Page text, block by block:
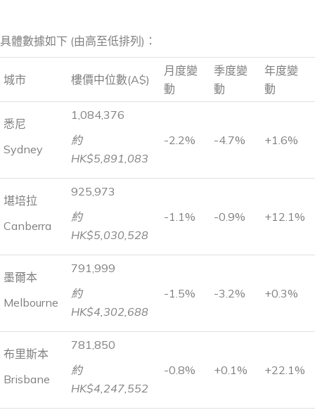
具體數據如下 (由高至低排列)：
城市 樓價中位數(A$)
月度變
動
季度變
動
年度變
動
悉尼
Sydney
1,084,376
約
HK$5,891,083
-2.2% -4.7% +1.6%
堪培拉
Canberra
925,973
約
HK$5,030,528
-1.1% -0.9% +12.1%
墨爾本
Melbourne
791,999
約
HK$4,302,688
-1.5% -3.2% +0.3%
布里斯本
Brisbane
781,850
約
HK$4,247,552
-0.8% +0.1% +22.1%